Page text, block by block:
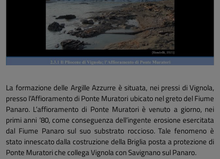
La formazione delle Argille Azzurre è situata, nei pressi di Vignola,
presso l’Affioramento di Ponte Muratori ubicato nel greto del Fiume
Panaro. L’affioramento di Ponte Muratori è venuto a giorno, nei
primi anni ’80, come conseguenza dell’ingente erosione esercitata
dal Fiume Panaro sul suo substrato roccioso. Tale fenomeno è
stato innescato dalla costruzione della Briglia posta a protezione di
Ponte Muratori che collega Vignola con Savignano sul Panaro.